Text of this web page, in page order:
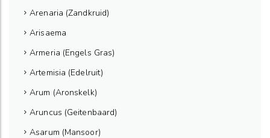
Arenaria (Zandkruid)
Arisaema
Armeria (Engels Gras)
Artemisia (Edelruit)
Arum (Aronskelk)
Aruncus (Geitenbaard)
Asarum (Mansoor)